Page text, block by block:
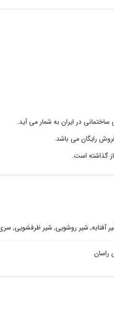
ساختمانی در ایران به شمار می آید.
گذاشته است.
آفتابه, شیر روشویی, شیر ظرفشویی,